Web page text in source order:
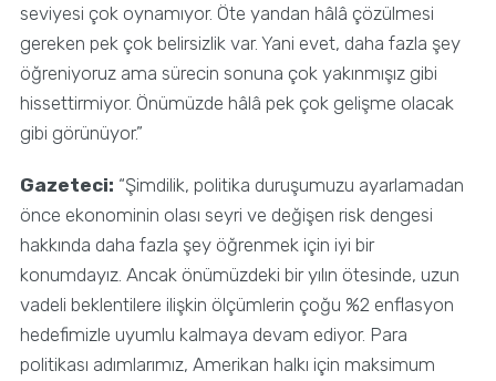
seviyesi çok oynamıyor. Öte yandan hâlâ çözülmesi
gereken pek çok belirsizlik var. Yani evet, daha fazla şey
öğreniyoruz ama sürecin sonuna çok yakınmışız gibi
hissettirmiyor. Önümüzde hâlâ pek çok gelişme olacak
gibi görünüyor.”
Gazeteci: “Şimdilik, politika duruşumuzu ayarlamadan
önce ekonominin olası seyri ve değişen risk dengesi
hakkında daha fazla şey öğrenmek için iyi bir
konumdayız. Ancak önümüzdeki bir yılın ötesinde, uzun
vadeli beklentilere ilişkin ölçümlerin çoğu %2 enflasyon
hedefimizle uyumlu kalmaya devam ediyor. Para
politikası adımlarımız, Amerikan halkı için maksimum